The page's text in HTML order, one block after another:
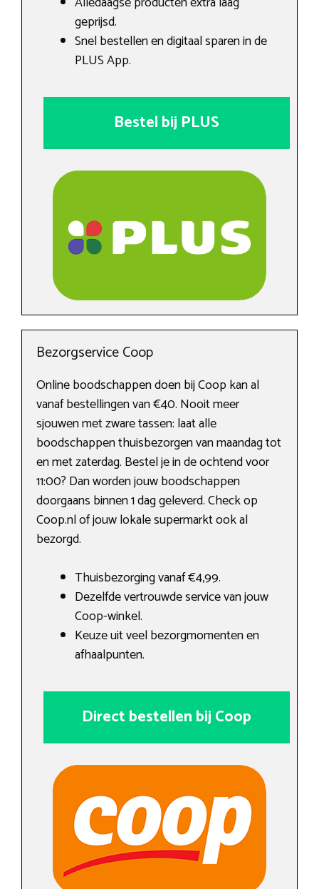
geprijsd.
Snel bestellen en digitaal sparen in de
PLUS App.
Bestel bij PLUS
Bezorgservice Coop
Online boodschappen doen bij Coop kan al
vanaf bestellingen van €40. Nooit meer
sjouwen met zware tassen: laat alle
boodschappen thuisbezorgen van maandag tot
en met zaterdag. Bestel je in de ochtend voor
11:00? Dan worden jouw boodschappen
doorgaans binnen 1 dag geleverd. Check op
Coop.nl of jouw lokale supermarkt ook al
bezorgd.
Thuisbezorging vanaf €4,99.
Dezelfde vertrouwde service van jouw
Coop-winkel.
Keuze uit veel bezorgmomenten en
afhaalpunten.
Direct bestellen bij Coop